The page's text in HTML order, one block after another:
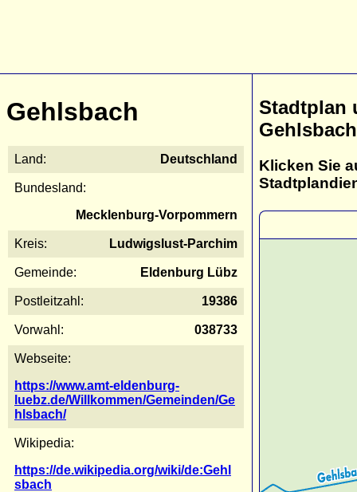
Gehlsbach
Land: Deutschland
Bundesland:
Mecklenburg-Vorpommern
Kreis: Ludwigslust-Parchim
Gemeinde: Eldenburg Lübz
Postleitzahl: 19386
Vorwahl: 038733
Webseite:
https://www.amt-eldenburg-
luebz.de/Willkommen/Gemeinden/Ge
hlsbach/
Wikipedia:
https://de.wikipedia.org/wiki/de:Gehl
sbach
Stadtplan
Gehlsbach
Klicken Sie